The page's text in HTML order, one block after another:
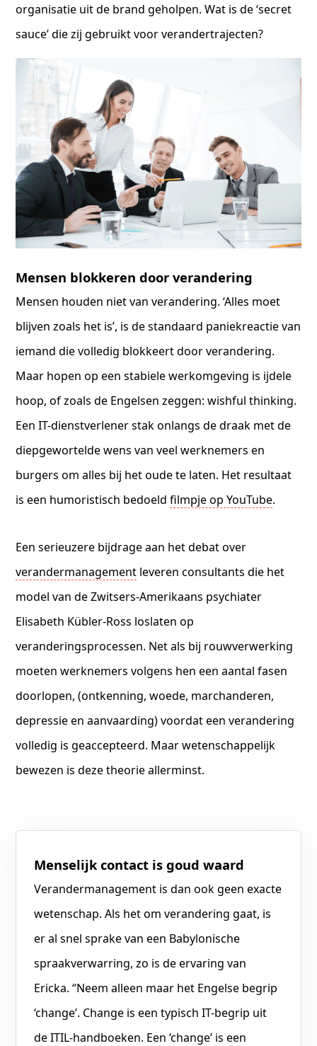
organisatie uit de brand geholpen. Wat is de ‘secret
sauce’ die zij gebruikt voor verandertrajecten?
Mensen blokkeren door verandering
Mensen houden niet van verandering. ‘Alles moet
blijven zoals het is’, is de standaard paniekreactie van
iemand die volledig blokkeert door verandering.
Maar hopen op een stabiele werkomgeving is ijdele
hoop, of zoals de Engelsen zeggen: wishful thinking.
Een IT-dienstverlener stak onlangs de draak met de
diepgewortelde wens van veel werknemers en
burgers om alles bij het oude te laten. Het resultaat
is een humoristisch bedoeldfilmpje op YouTube.
Een serieuzere bijdrage aan het debat over
verandermanagement leveren consultants die het
model van de Zwitsers-Amerikaans psychiater
Elisabeth Kübler-Ross loslaten op
veranderingsprocessen. Net als bij rouwverwerking
moeten werknemers volgens hen een aantal fasen
doorlopen, (ontkenning, woede, marchanderen,
depressie en aanvaarding) voordat een verandering
volledig is geaccepteerd. Maar wetenschappelijk
bewezen is deze theorie allerminst.
Menselijk contact is goud waard
Verandermanagement is dan ook geen exacte
wetenschap. Als het om verandering gaat, is
er al snel sprake van een Babylonische
spraakverwarring, zo is de ervaring van
Ericka. “Neem alleen maar het Engelse begrip
‘change’. Change is een typisch IT-begrip uit
de ITIL-handboeken. Een ‘change’ is een